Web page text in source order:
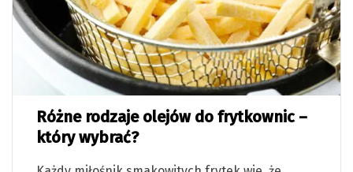
Różne rodzaje olejów do frytkownic –
który wybrać?